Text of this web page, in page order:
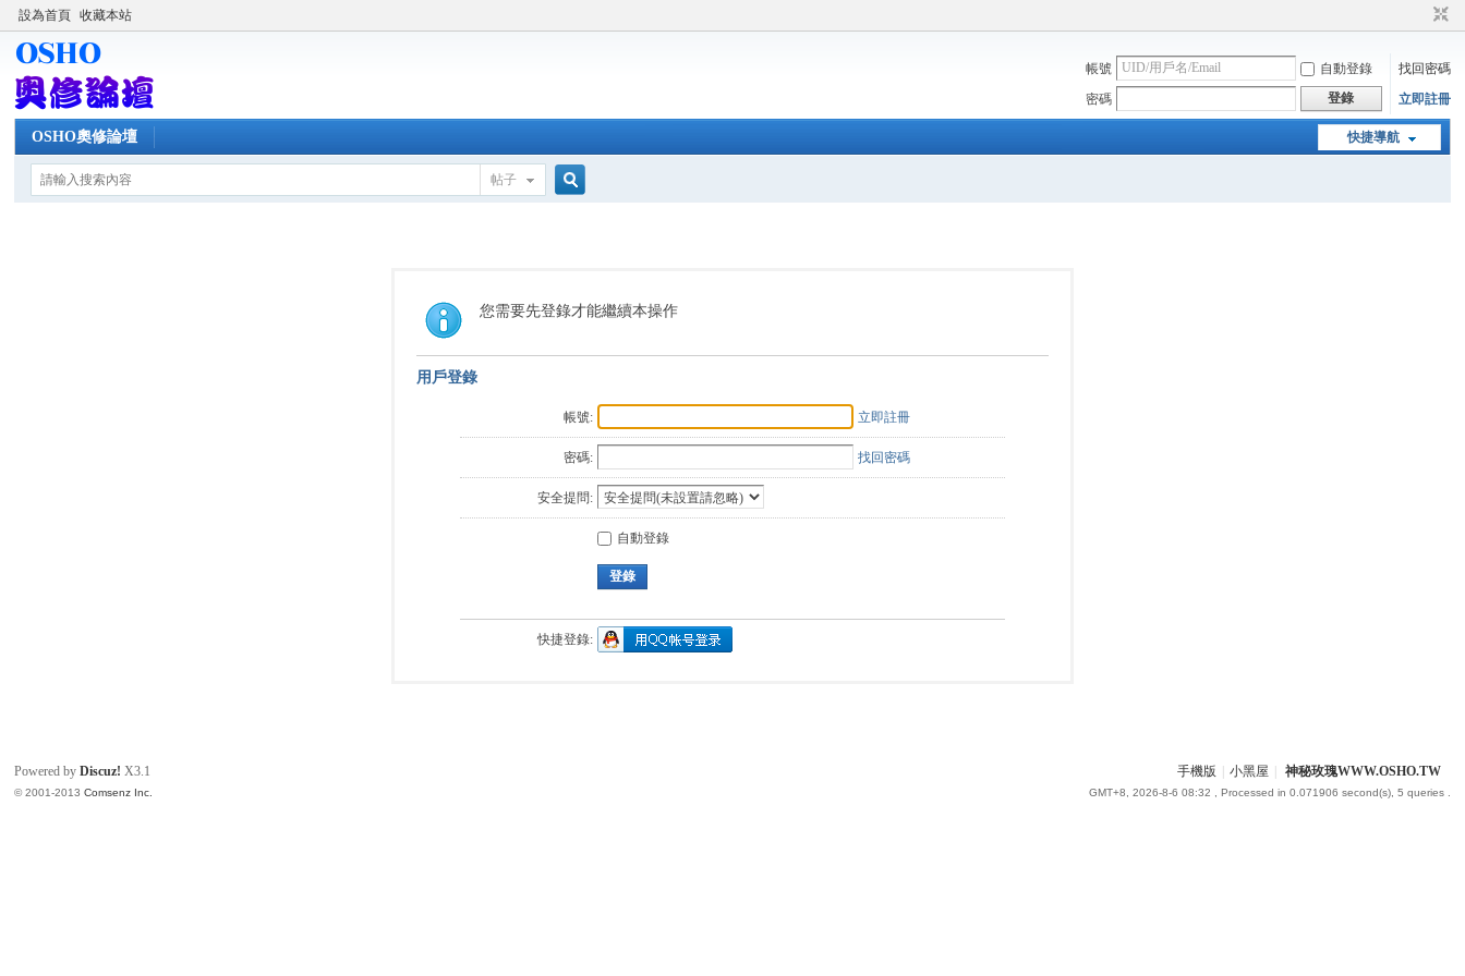
設為首頁 收藏本站
帳號 自動登錄
找回密碼
密碼
登錄 立即註冊
快捷導航
OSHO奧修論壇
帖子
索
您需要先登錄才能繼續本操作
用戶登錄
帳號: 立即註冊
密碼: 找回密碼
安全提問:
自動登錄
登錄
快捷登錄:
手機版 小黑屋 神秘玫瑰WWW.OSHO.TW
GMT+8, 2026-8-6 08:32 , Processed in 0.071906 second(s), 5 queries .
Powered byDiscuz! X3.1
© 2001-2013Comsenz Inc.